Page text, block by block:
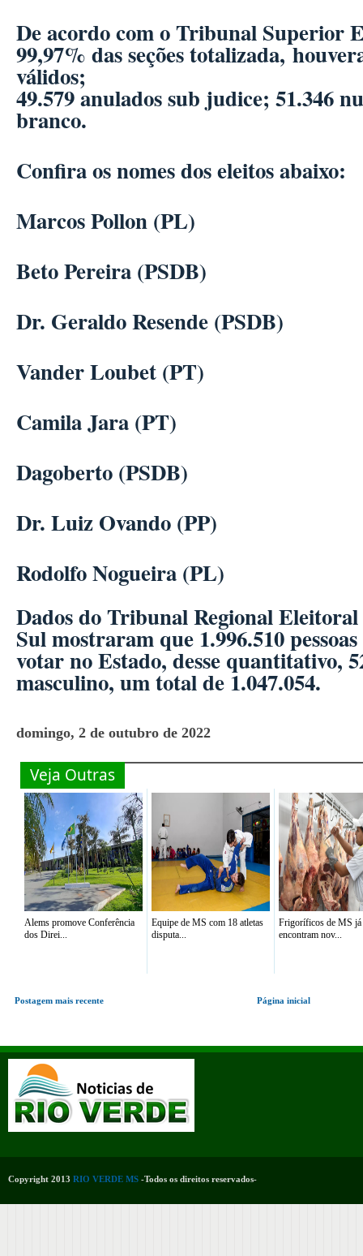
De acordo com o Tribunal Superior
99,97% das seções totalizada,
válidos;
49.579 anulados sub judice; 51.346
branco.
Confira os nomes dos eleitos abaixo:
Marcos Pollon (PL)
Beto Pereira (PSDB)
Dr. Geraldo Resende (PSDB)
Vander Loubet (PT)
Camila Jara (PT)
Dagoberto (PSDB)
Dr. Luiz Ovando (PP)
Rodolfo Nogueira (PL)
Dados do Tribunal Regional
Sul mostraram que 1.996.510
votar no Estado, desse quantitativo,
masculino, um total de 1.047.054.
domingo, 2 de outubro de 2022
Veja Outras
Alems promove Conferência
dos Direi...
Equipe de MS com 18 atletas
disputa...
Frigoríficos de MS já
encontram nov...
Postagem mais recente Página inicial
Copyright 2013 RIO VERDE MS -Todos os direitos reservados-